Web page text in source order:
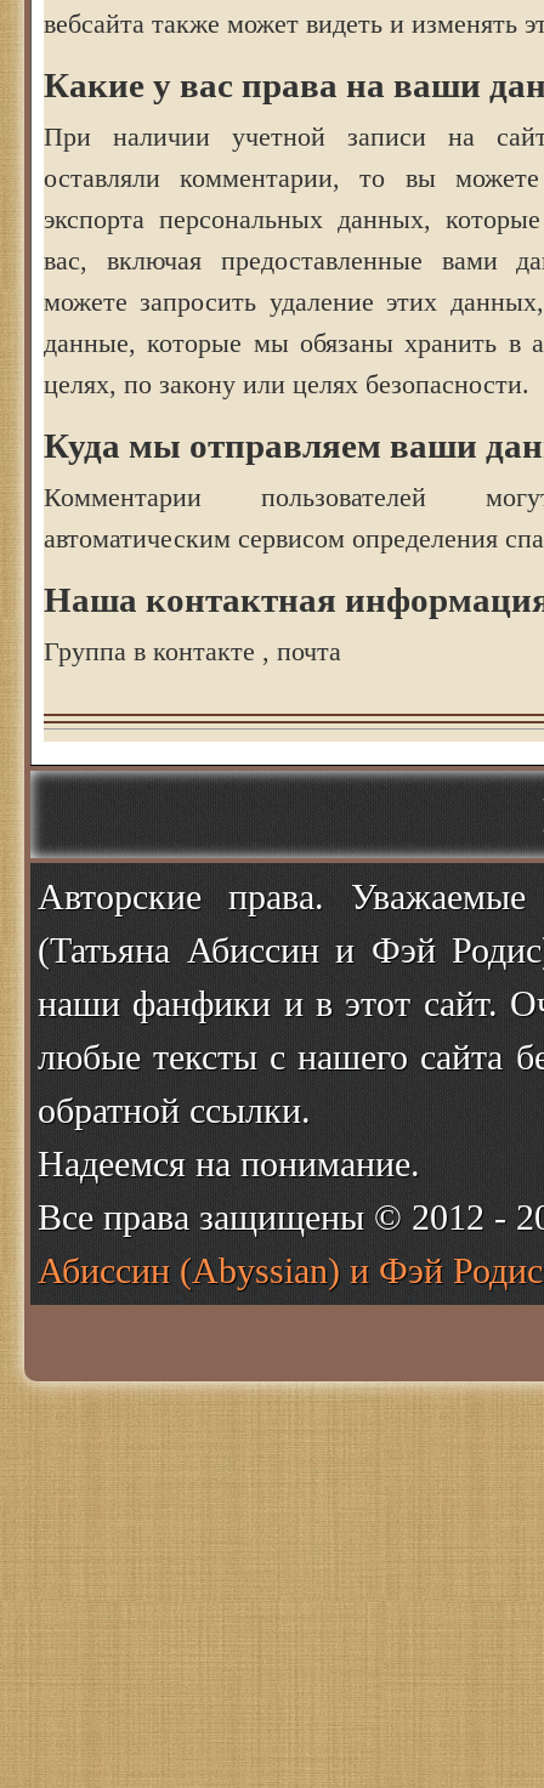
вебсайта также может видеть и изменять
Какие у вас права на ваши
При наличии учетной записи на
оставляли комментарии, то вы
экспорта персональных данных,
вас, включая предоставленные вами
можете запросить удаление этих
данные, которые мы обязаны хранить в
целях, по закону или целях безопасности.
Куда мы отправляем ваши
Комментарии пользователей
автоматическим сервисом определения
Наша контактная
Группа в контакте , почта
Авторские права.
(Татьяна Абиссин и Фэй
наши фанфики и в этот сайт.
любые тексты с нашего сайта
обратной ссылки.
Надеемся на понимание.
Все права защищены © 2012 -
Абиссин (Abyssian) и Фэй